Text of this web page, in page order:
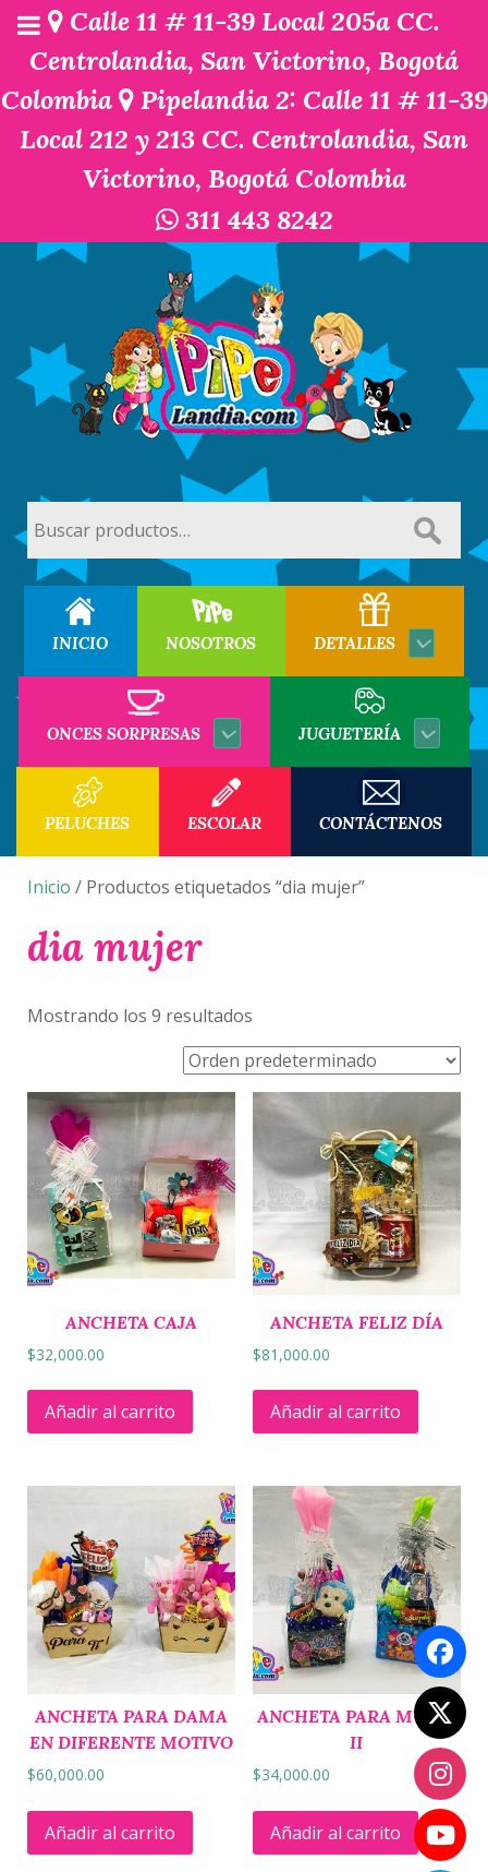
Calle 11 # 11-39 Local 205a CC.
Centrolandia, San Victorino, Bogotá
Colombia
Pipelandia 2: Calle 11 # 11-39
Local 212 y 213 CC. Centrolandia, San
Victorino, Bogotá Colombia
311 443 8242
por:
INICIO NOSOTROS DETALLES
ONCES SORPRESAS JUGUETERÍA
PELUCHES ESCOLAR CONTÁCTENOS
Inicio / Productos etiquetados “dia mujer”
dia mujer
Mostrando los 9 resultados
ANCHETA CAJA
$32,000.00
Añadir al carrito
ANCHETA FELIZ DÍA
$81,000.00
Añadir al carrito
ANCHETA PARA DAMA
EN DIFERENTE MOTIVO
$60,000.00
Añadir al carrito
ANCHETA PARA MUJER
II
$34,000.00
Añadir al carrito